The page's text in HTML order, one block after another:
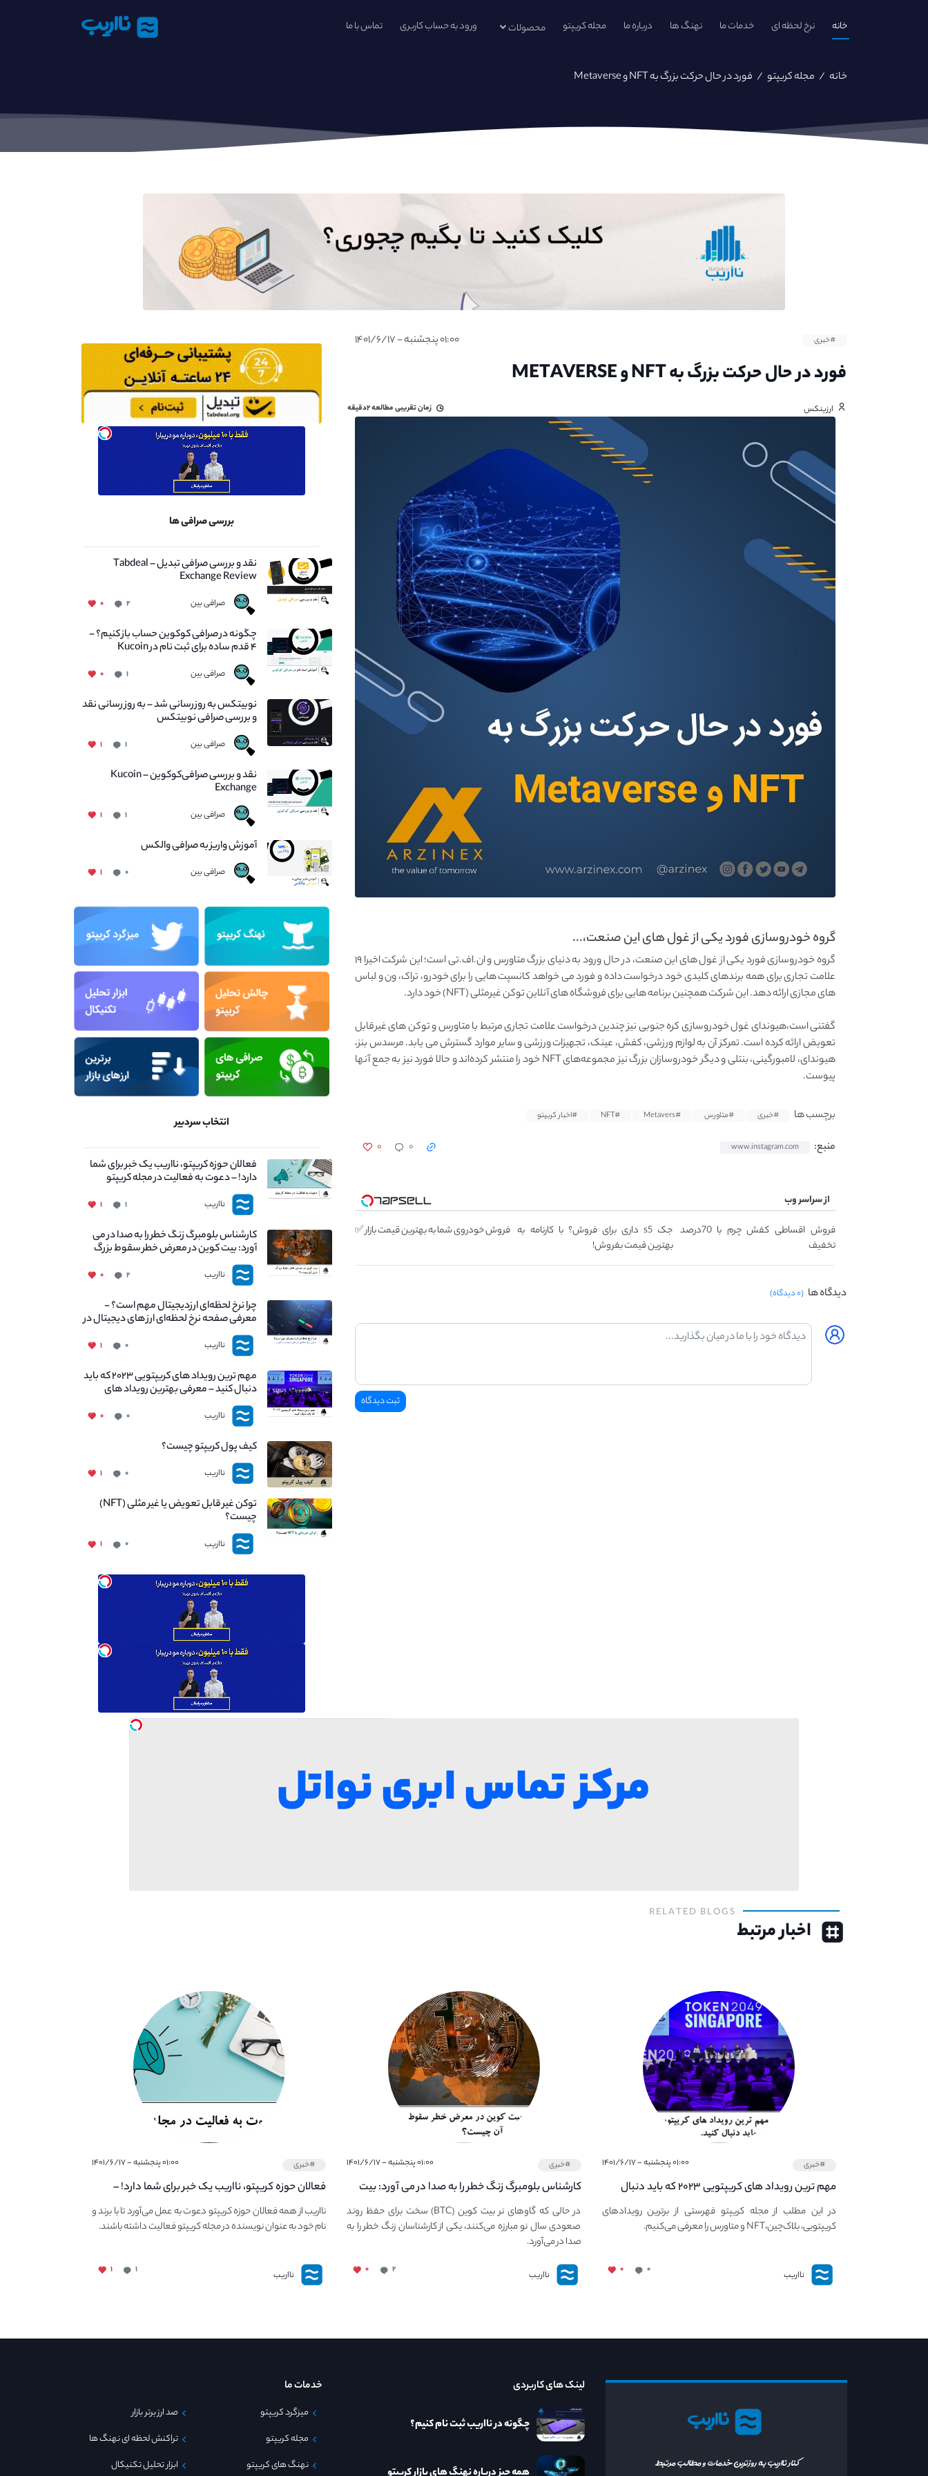
خانه نرخ لحظه ای خدمات ما نهنگ ها درباره ما مجله کریپتو محصولات ورود به حساب کاربری تماس با ما نااریب
خانه / مجله کریپتو / فورد در حال حرکت بزرگ به NFT و Metaverse
#خبری ۰۱:۰۰ پنجشنبه - ۱۴۰۱/۶/۱۷
فورد در حال حرکت بزرگ به NFT و METAVERSE
ارزینکس زمان تقریبی مطالعه۲دقیقه
گروه خودروسازی فورد یکی از غول های این صنعت،...
گروه خودروسازی فورد یکی از غول های این صنعت، در حال ورود به دنیای بزرگ متاورس و ان.اف.تی است؛ این شرکت اخیرا ۱۹
علامت تجاری برای همه برندهای کلیدی خود درخواست داده و فورد می خواهد کانسپت هایی را برای خودرو، تراک، ون و لباس
های مجازی ارائه دهد. این شرکت همچنین برنامه هایی برای فروشگاه های آنلاین توکن غیرمثلی (NFT) خود دارد.
گفتنی است،هیوندای غول خودروسازی کره جنوبی نیز چندین درخواست علامت تجاری مرتبط با متاورس و توکن های غیرقابل
تعویض ارائه کرده است. تمرکز آن به لوازم ورزشی، کفش، عینک، تجهیزات ورزشی و سایر موارد گسترش می یابد. مرسدس بنز،
هیوندای، لامبورگینی، بنتلی و دیگر خودروسازان بزرگ نیز مجموعه‌های NFT خود را منتشر کرده‌اند و حالا فورد نیز به جمع آنها
پیوست.
برچسب ها #خبری #متاورس #Metavers
#NFT #اخبار کریپتو
منبع: www.instagram.com ۰ ۰
از سراسر وب
فروش اقساطی کفش چرم با 70درصد
تخفیف
جک s5 داری برای فروش؟ با کارنامه به
بهترین قیمت بفروش!
فروش خودروی شما به بهترین قیمت بازار ✅
دیدگاه ها (۰ دیدگاه)
بررسی صرافی ها
نقد و بررسی صرافی تبدیل – Tabdeal
Exchange Review
صرافی بین ۲ ۰
چگونه در صرافی کوکوین حساب باز کنیم؟ -
۴ قدم ساده برای ثبت نام در Kucoin
صرافی بین ۱ ۰
نوبیتکس به روزرسانی شد – به روز رسانی نقد
و بررسی صرافی نوبیتکس
صرافی بین ۱ ۱
نقد و بررسی صرافی‌کوکوین – Kucoin
Exchange
صرافی بین ۱ ۱
آموزش واریز به صرافی والکس
صرافی بین ۰ ۱
انتخاب سردبیر
فعالان حوزه کریپتو، نااریب یک خبر برای شما
دارد! – دعوت به فعالیت در مجله کریپتو
نااریب ۱ ۱
کارشناس بلومبرگ زنگ خطر را به صدا در می
آورد: بیت کوین در معرض خطر سقوط بزرگ
است - دلیل آن چیست؟
نااریب ۲ ۰
چرا نرخ لحظه‌ای ارزدیجیتال مهم است؟ -
معرفی صفحه نرخ لحظه‌ای ارز های دیجیتال در
نااریب
نااریب ۰ ۱
مهم ترین رویداد های کریپتویی ۲۰۲۳ که باید
دنبال کنید – معرفی بهترین رویداد های
جهانی
نااریب ۰ ۰
کیف پول کریپتو چیست؟
نااریب ۰ ۱
توکن غیر قابل تعویض یا غیر مثلی (NFT)
چیست؟
نااریب ۰ ۱
RELATED BLOGS
اخبار مرتبط
#خبری ۰۱:۰۰ پنجشنبه - ۱۴۰۱/۶/۱۷
مهم ترین رویداد های کریپتویی ۲۰۲۳ که باید دنبال
کنید – معرفی بهترین رویداد های جهانی
در این مطلب از مجله کریپتو فهرستی از برترین رویدادهای
کریپتویی، بلاک‌چین،NFT و متاورس را معرفی می‌کنیم.
نااریب ۰ ۰
#خبری ۰۱:۰۰ پنجشنبه - ۱۴۰۱/۶/۱۷
کارشناس بلومبرگ زنگ خطر را به صدا در می آورد: بیت
کوین در معرض خطر سقوط بزرگ است - دلیل آن
چیست؟
در حالی که گاوهای نر بیت کوین (BTC) سخت برای حفظ روند
صعودی سال نو مبارزه می‌کنند، یکی از کارشناسان زنگ خطر را به
صدا در می‌آورد.
نااریب ۲ ۰
#خبری ۰۱:۰۰ پنجشنبه - ۱۴۰۱/۶/۱۷
فعالان حوزه کریپتو، نااریب یک خبر برای شما دارد! –
دعوت به فعالیت در مجله کریپتو
نااریب از همه فعالان حوزه کریپتو دعوت به عمل می‌آورد تا با برند و
نام خود به عنوان نویسنده در مجله کریپتو فعالیت داشته باشند.
نااریب ۱ ۱
نااریب
کنار نااریب به روزترین خدمات و مطالب مرتبط
لینک های کاربردی
چگونه در نااریب ثبت نام کنیم؟
خدمات ما
میزگرد کریپتو
مجله کریپتو
نهنگ های کریپتو
صد ارز برتر بازار
تراکنش لحظه ای نهنگ ها
ابزار تحلیل تکنیکال